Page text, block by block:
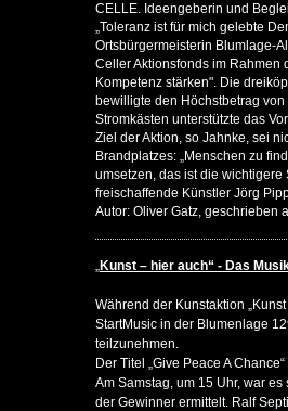
CELLE. Ideengeberin und
„Toleranz ist für mich gelebte
Ortsbürgermeisterin Blumlage-
Celler Aktionsfonds im Rahmen
Kompetenz stärken". Die
bewilligte den Höchstbetrag
Stromkästen unterstützte das
Ziel der Aktion, so Jahnke, sei
Brandplatzes: „Menschen zu
umsetzen, das ist die wichtigere
freischaffende Künstler Jörg
Autor: Oliver Gatz, geschrieben
„Kunst – hier auch“ - Das
Während der Kunstaktion
StartMusic in der Blumenlage
teilzunehmen.
Der Titel „Give Peace A
Am Samstag, um 15 Uhr, war
der Gewinner ermittelt. Ralf